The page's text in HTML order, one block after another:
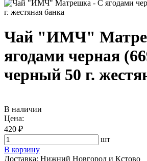
Чай "ИМЧ"
ягодами черная
черный 50 г.
В наличии
Цена:
420 ₽
шт
В корзину
Доставка: Нижний Новгород и Кстово